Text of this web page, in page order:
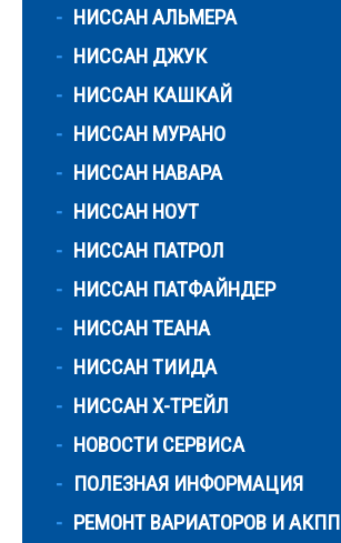
НИССАН АЛЬМЕРА
НИССАН ДЖУК
НИССАН КАШКАЙ
НИССАН МУРАНО
НИССАН НАВАРА
НИССАН НОУТ
НИССАН ПАТРОЛ
НИССАН ПАТФАЙНДЕР
НИССАН ТЕАНА
НИССАН ТИИДА
НИССАН Х-ТРЕЙЛ
НОВОСТИ СЕРВИСА
ПОЛЕЗНАЯ ИНФОРМАЦИЯ
РЕМОНТ ВАРИАТОРОВ И АКПП